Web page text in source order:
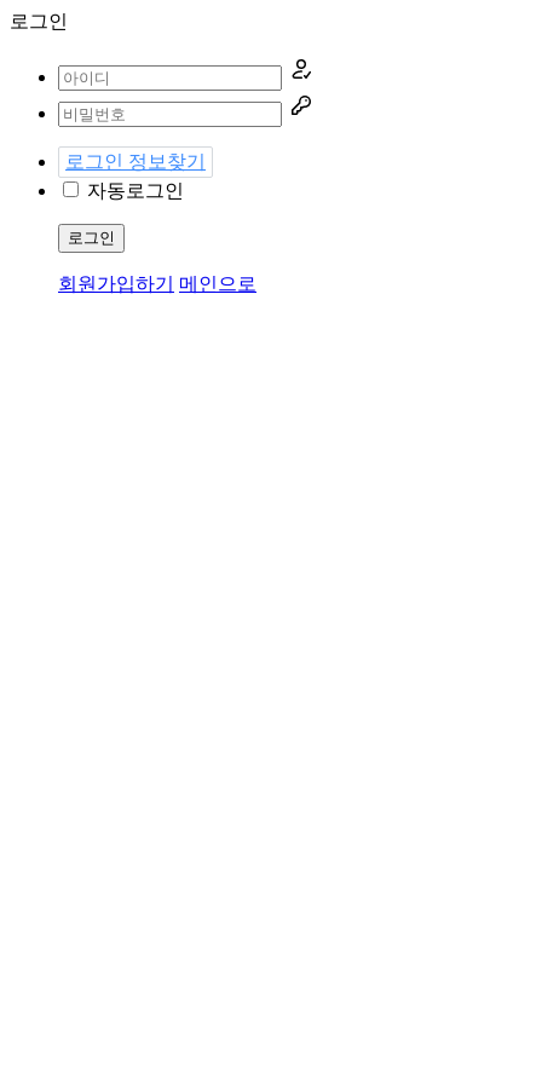
로그인
로그인 정보찾기
자동로그인
로그인
회원가입하기 메인으로